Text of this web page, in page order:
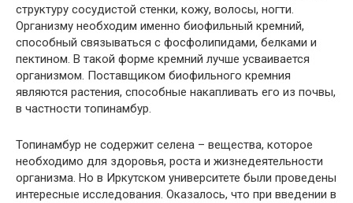
структуру сосудистой стенки, кожу, волосы, ногти.
Организму необходим именно биофильный кремний,
способный связываться с фосфолипидами, белками и
пектином. В такой форме кремний лучше усваивается
организмом. Поставщиком биофильного кремния
являются растения, способные накапливать его из почвы,
в частности топинамбур.
Топинамбур не содержит селена – вещества, которое
необходимо для здоровья, роста и жизнедеятельности
организма. Но в Иркутском университете были проведены
интересные исследования. Оказалось, что при введении в